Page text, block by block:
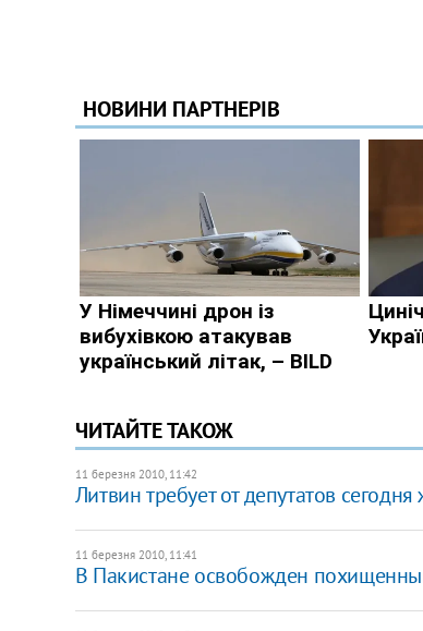
ЧИТАЙТЕ ТАКОЖ
11 березня 2010, 11:42
Литвин требует от депутатов
11 березня 2010, 11:41
В Пакистане освобожден